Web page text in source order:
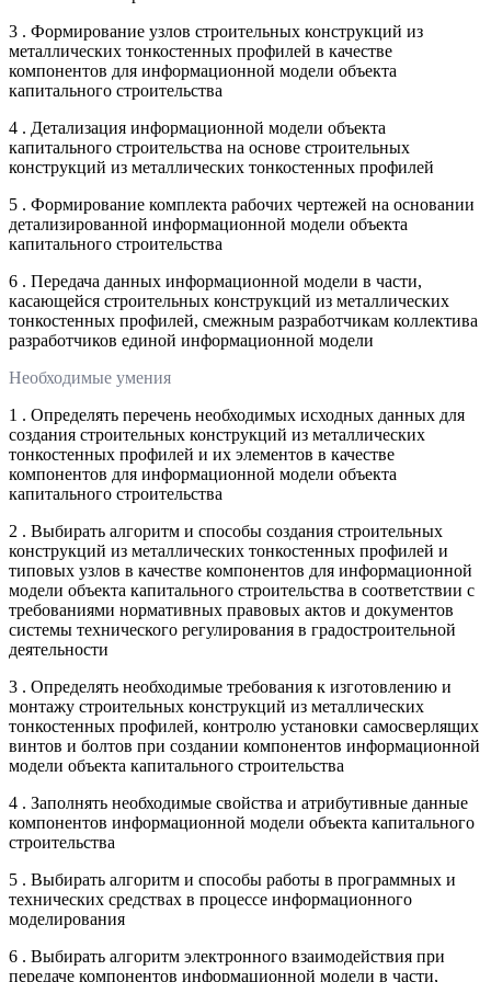
3 . Формирование узлов строительных конструкций из
металлических тонкостенных профилей в качестве
компонентов для информационной модели объекта
капитального строительства
4 . Детализация информационной модели объекта
капитального строительства на основе строительных
конструкций из металлических тонкостенных профилей
5 . Формирование комплекта рабочих чертежей на основании
детализированной информационной модели объекта
капитального строительства
6 . Передача данных информационной модели в части,
касающейся строительных конструкций из металлических
тонкостенных профилей, смежным разработчикам коллектива
разработчиков единой информационной модели
Необходимые умения
1 . Определять перечень необходимых исходных данных для
создания строительных конструкций из металлических
тонкостенных профилей и их элементов в качестве
компонентов для информационной модели объекта
капитального строительства
2 . Выбирать алгоритм и способы создания строительных
конструкций из металлических тонкостенных профилей и
типовых узлов в качестве компонентов для информационной
модели объекта капитального строительства в соответствии с
требованиями нормативных правовых актов и документов
системы технического регулирования в градостроительной
деятельности
3 . Определять необходимые требования к изготовлению и
монтажу строительных конструкций из металлических
тонкостенных профилей, контролю установки самосверлящих
винтов и болтов при создании компонентов информационной
модели объекта капитального строительства
4 . Заполнять необходимые свойства и атрибутивные данные
компонентов информационной модели объекта капитального
строительства
5 . Выбирать алгоритм и способы работы в программных и
технических средствах в процессе информационного
моделирования
6 . Выбирать алгоритм электронного взаимодействия при
передаче компонентов информационной модели в части,